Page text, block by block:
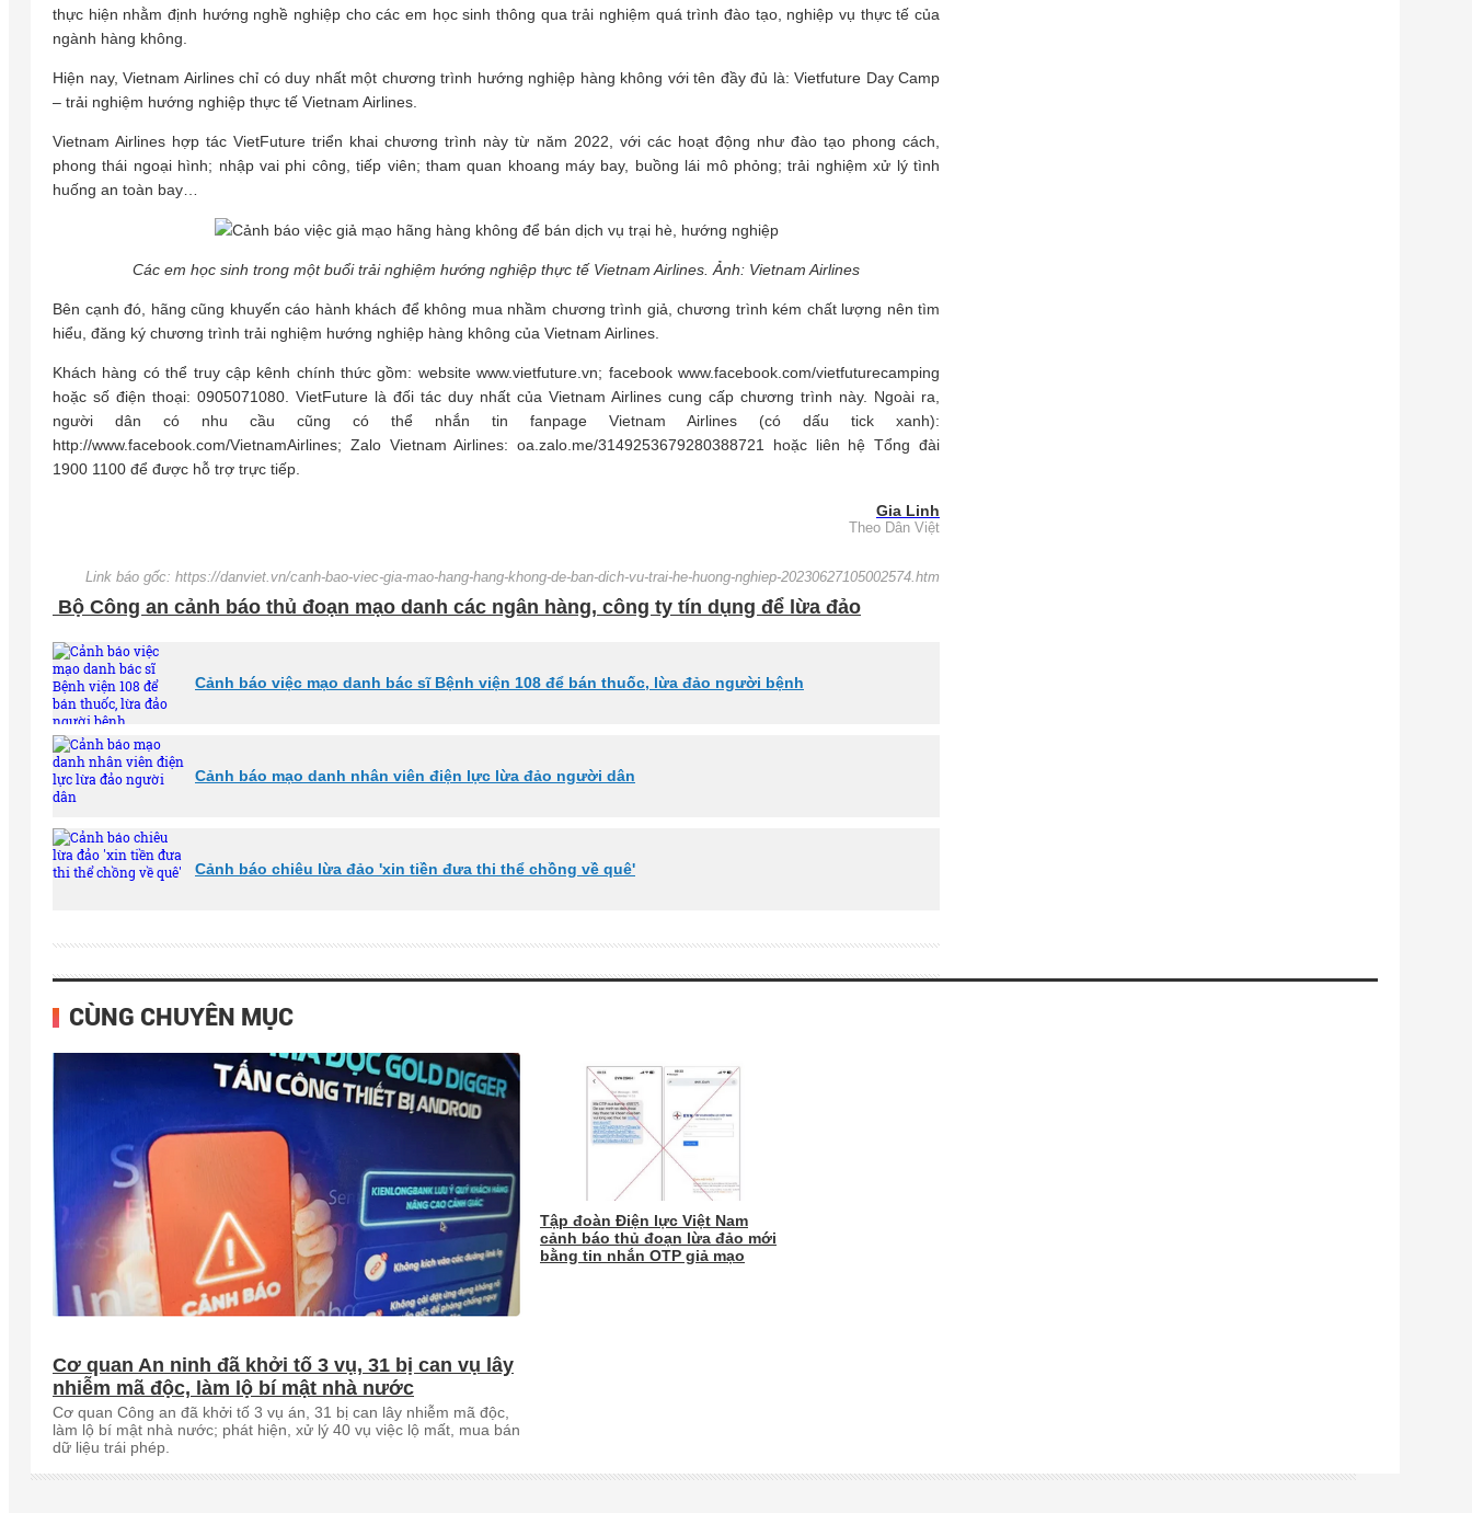
thực hiện nhằm định hướng nghề nghiệp cho các em học sinh thông qua trải nghiệm quá trình đào tạo, nghiệp vụ thực tế của
ngành hàng không.
Hiện nay, Vietnam Airlines chỉ có duy nhất một chương trình hướng nghiệp hàng không với tên đầy đủ là: Vietfuture Day Camp
– trải nghiệm hướng nghiệp thực tế Vietnam Airlines.
Vietnam Airlines hợp tác VietFuture triển khai chương trình này từ năm 2022, với các hoạt động như đào tạo phong cách,
phong thái ngoại hình; nhập vai phi công, tiếp viên; tham quan khoang máy bay, buồng lái mô phỏng; trải nghiệm xử lý tình
huống an toàn bay…
Các em học sinh trong một buổi trải nghiệm hướng nghiệp thực tế Vietnam Airlines. Ảnh: Vietnam Airlines
Bên cạnh đó, hãng cũng khuyến cáo hành khách để không mua nhầm chương trình giả, chương trình kém chất lượng nên tìm
hiểu, đăng ký chương trình trải nghiệm hướng nghiệp hàng không của Vietnam Airlines.
Khách hàng có thể truy cập kênh chính thức gồm: website www.vietfuture.vn; facebook www.facebook.com/vietfuturecamping
hoặc số điện thoại: 0905071080. VietFuture là đối tác duy nhất của Vietnam Airlines cung cấp chương trình này. Ngoài ra,
người dân có nhu cầu cũng có thể nhắn tin fanpage Vietnam Airlines (có dấu tick xanh):
http://www.facebook.com/VietnamAirlines; Zalo Vietnam Airlines: oa.zalo.me/3149253679280388721 hoặc liên hệ Tổng đài
1900 1100 để được hỗ trợ trực tiếp.
Gia Linh
Theo Dân Việt
Link báo gốc: https://danviet.vn/canh-bao-viec-gia-mao-hang-hang-khong-de-ban-dich-vu-trai-he-huong-nghiep-20230627105002574.htm
Bộ Công an cảnh báo thủ đoạn mạo danh các ngân hàng, công ty tín dụng để lừa đảo
Cảnh báo việc mạo danh bác sĩ Bệnh viện 108 để bán thuốc, lừa đảo người bệnh
Cảnh báo mạo danh nhân viên điện lực lừa đảo người dân
Cảnh báo chiêu lừa đảo 'xin tiền đưa thi thể chồng về quê'
CÙNG CHUYÊN MỤC
Cơ quan An ninh đã khởi tố 3 vụ, 31 bị can vụ lây
nhiễm mã độc, làm lộ bí mật nhà nước
Cơ quan Công an đã khởi tố 3 vụ án, 31 bị can lây nhiễm mã độc,
làm lộ bí mật nhà nước; phát hiện, xử lý 40 vụ việc lộ mất, mua bán
dữ liệu trái phép.
Tập đoàn Điện lực Việt Nam
cảnh báo thủ đoạn lừa đảo mới
bằng tin nhắn OTP giả mạo